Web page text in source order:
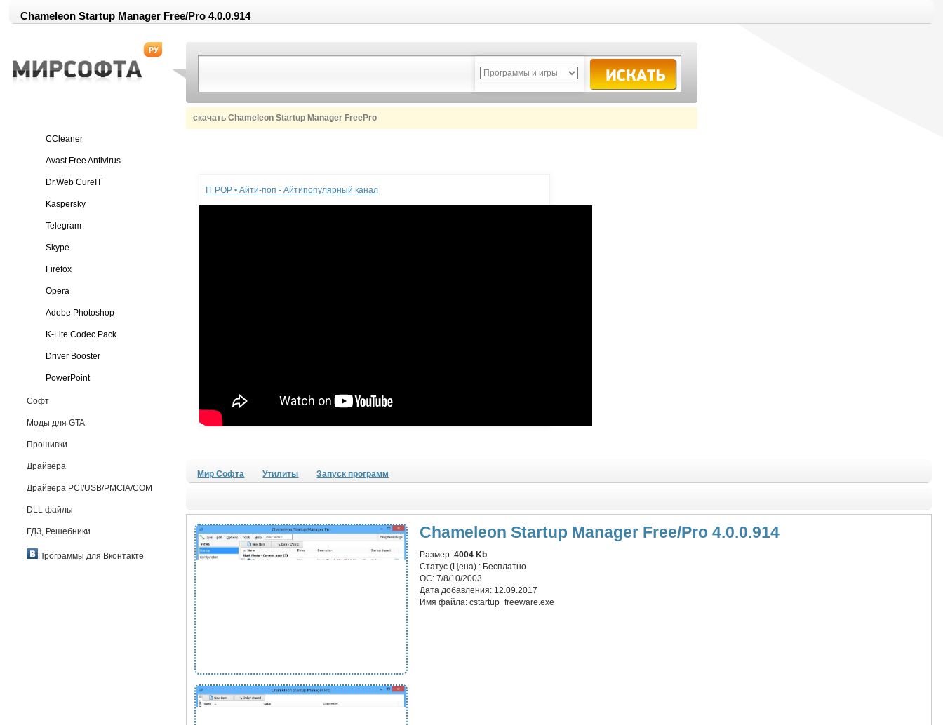
Chameleon Startup Manager Free/Pro 4.0.0.914
скачать Chameleon Startup Manager FreePro
CCleaner
Avast Free Antivirus
Dr.Web CureIT
Kaspersky
Telegram
Skype
Firefox
Opera
Adobe Photoshop
K-Lite Codec Pack
Driver Booster
PowerPoint
Софт
Моды для GTA
Прошивки
Драйвера
Драйвера PCI/USB/PMCIA/COM
DLL файлы
ГДЗ, Решебники
Программы для Вконтакте
IT POP • Айти-поп - Айтипопулярный канал
Мир Софта Утилиты Запуск программ
Chameleon Startup Manager Free/Pro 4.0.0.914
Размер:4004 Kb
Статус (Цена) : Бесплатно
ОС:7/8/10/2003
Дата добавления: 12.09.2017
Имя файла:cstartup_freeware.exe